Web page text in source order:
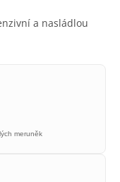
a nasládlou
meruněk